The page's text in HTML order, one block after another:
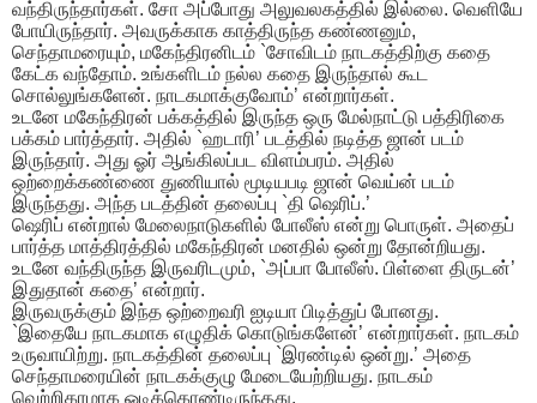
வந்திருந்தார்கள். சோ அப்போது அலுவலகத்தில் இல்லை. வெளியே
போயிருந்தார். அவருக்காக காத்திருந்த கண்ணனும்,
செந்தாமரையும், மகேந்திரனிடம் `சோவிடம் நாடகத்திற்கு கதை
கேட்க வந்தோம். உங்களிடம் நல்ல கதை இருந்தால் கூட
சொல்லுங்களேன். நாடகமாக்குவோம்’ என்றார்கள்.
உடனே மகேந்திரன் பக்கத்தில் இருந்த ஒரு மேல்நாட்டு பத்திரிகை
பக்கம் பார்த்தார். அதில் `ஹடாரி’ படத்தில் நடித்த ஜான் படம்
இருந்தார். அது ஓர் ஆங்கிலப்பட விளம்பரம். அதில்
ஒற்றைக்கண்ணை துணியால் மூடியபடி ஜான் வெய்ன் படம்
இருந்தது. அந்த படத்தின் தலைப்பு `தி ஷெரிப்.’
ஷெரிப் என்றால் மேலைநாடுகளில் போலீஸ் என்று பொருள். அதைப்
பார்த்த மாத்திரத்தில் மகேந்திரன் மனதில் ஒன்று தோன்றியது.
உடனே வந்திருந்த இருவரிடமும், `அப்பா போலீஸ். பிள்ளை திருடன்’
இதுதான் கதை’ என்றார்.
இருவருக்கும் இந்த ஒற்றைவரி ஐடியா பிடித்துப் போனது.
`இதையே நாடகமாக எழுதிக் கொடுங்களேன்’ என்றார்கள். நாடகம்
உருவாயிற்று. நாடகத்தின் தலைப்பு `இரண்டில் ஒன்று.’ அதை
செந்தாமரையின் நாடகக்குழு மேடையேற்றியது. நாடகம்
வெற்றிகரமாக ஓடிக்கொண்டிருந்தது.